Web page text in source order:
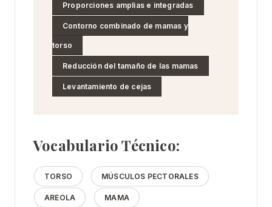
Proporciones amplias e integradas
Contorno combinado de mamas y
torso
Reducción del tamaño de las mamas
Levantamiento de cejas
Vocabulario Técnico:
TORSO MÚSCULOS PECTORALES
AREOLA MAMA